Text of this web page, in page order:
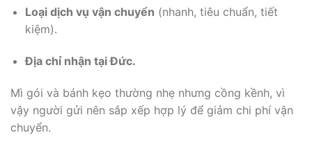
Loại dịch vụ vận chuyển (nhanh, tiêu chuẩn, tiết
kiệm).
Địa chỉ nhận tại Đức.
Mì gói và bánh kẹo thường nhẹ nhưng cồng kềnh, vì
vậy người gửi nên sắp xếp hợp lý để giảm chi phí vận
chuyển.